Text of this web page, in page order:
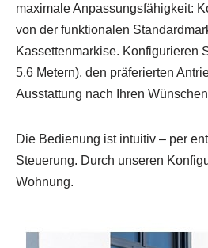
maximale Anpassungsfähigkeit:
von der funktionalen
Kassettenmarkise. Konfigurieren
5,6 Metern), den präferierten
Ausstattung nach Ihren
Die Bedienung ist intuitiv – per
Steuerung. Durch unseren
Wohnung.